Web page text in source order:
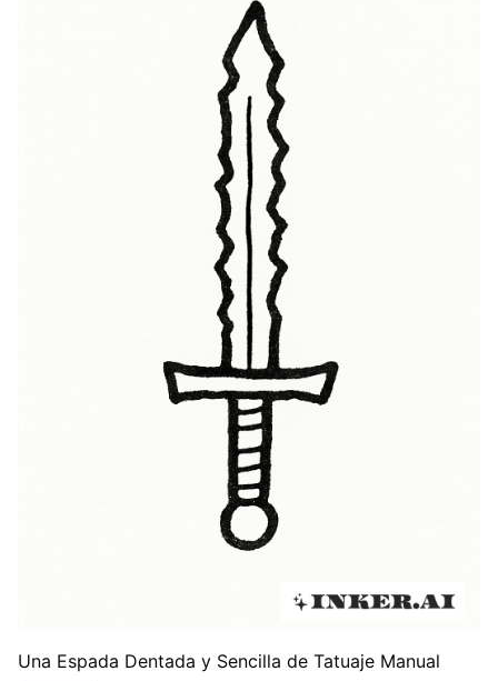
Una Espada Dentada y Sencilla de Tatuaje Manual